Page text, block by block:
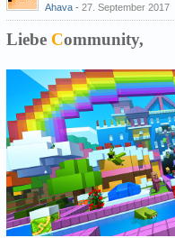
Ahava 27. September 2017
Liebe Community,